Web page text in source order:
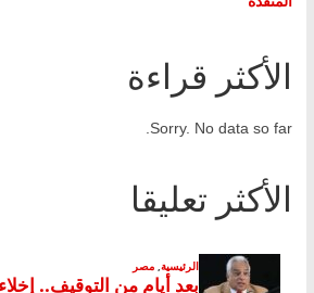
الأكثر قراءة
Sorry. No data so far.
الأكثر تعليقا